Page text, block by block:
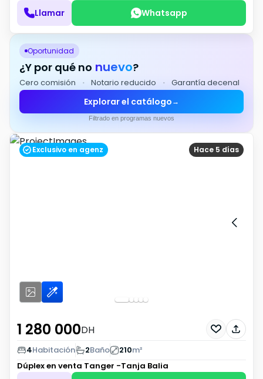
Llamar Whatsapp
Oportunidad
¿Y por qué no nuevo?
Cero comisión · Notario reducido · Garantía decenal
Explorar el catálogo →
Filtrado en programas nuevos
Hace 5 días
Exclusivo en agenz
1 280 000DH
4Habitación 2Baño 210m²
Dúplex en venta Tanger -Tanja Balia